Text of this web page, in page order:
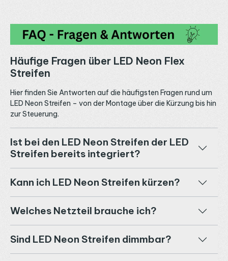
Häufige Fragen über LED Neon Flex
Streifen
Hier finden Sie Antworten auf die häufigsten Fragen rund um
LED Neon Streifen – von der Montage über die Kürzung bis hin
zur Steuerung.
Ist bei den LED Neon Streifen der LED
Streifen bereits integriert?
Kann ich LED Neon Streifen kürzen?
Welches Netzteil brauche ich?
Sind LED Neon Streifen dimmbar?